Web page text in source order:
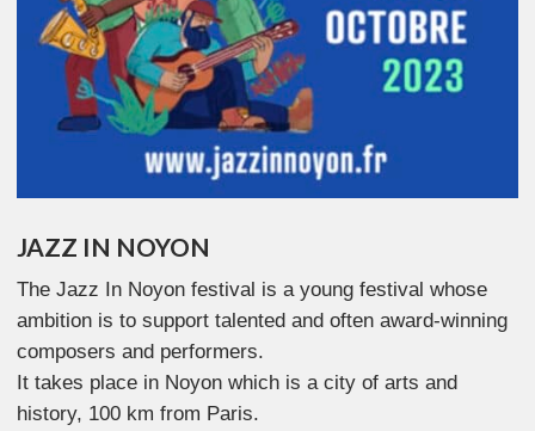
JAZZ IN NOYON
The Jazz In Noyon festival is a young festival whose
ambition is to support talented and often award-winning
composers and performers.
It takes place in Noyon which is a city of arts and
history, 100 km from Paris.